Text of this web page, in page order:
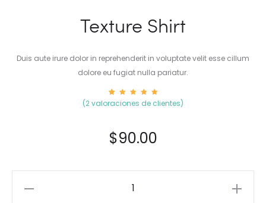
Texture Shirt
Duis aute irure dolor in reprehenderit in voluptate velit esse cillum
dolore eu fugiat nulla pariatur.
Valorad
o5.00
puntuac
iones
(2valoraciones de clientes)
$90.00